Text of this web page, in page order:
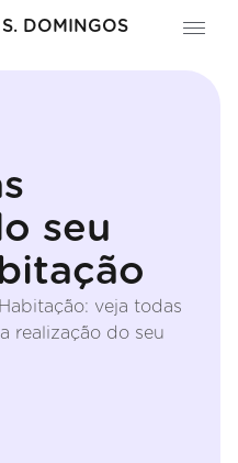
DOMINGOS
seu
veja todas
realização do seu